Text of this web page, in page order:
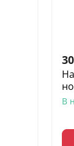
В